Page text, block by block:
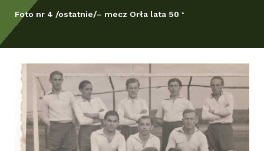
Foto nr 4 /ostatnie/– mecz Orła lata 50 ‘